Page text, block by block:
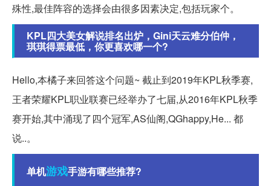
殊性,最佳阵容的选择会由很多因素决定,包括玩家个。
KPL四大美女解说排名出炉，Gini天云难分伯仲，
琪琪得票最低，你更喜欢哪一个?
Hello,本橘子来回答这个问题~ 截止到2019年KPL秋季赛,
王者荣耀KPL职业联赛已经举办了七届,从2016年KPL秋季
赛开始,其中涌现了四个冠军,AS仙阁,QGhappy,He... 都
说..。
单机游戏手游有哪些推荐?